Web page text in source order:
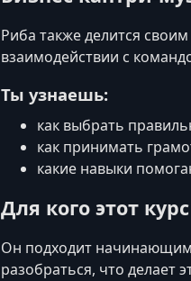
Риба также делится
взаимодействии с
Ты узнаешь:
как выбрать
как принимать
какие навыки
Для кого этот курс
Он подходит начинающим
разобраться, что делает